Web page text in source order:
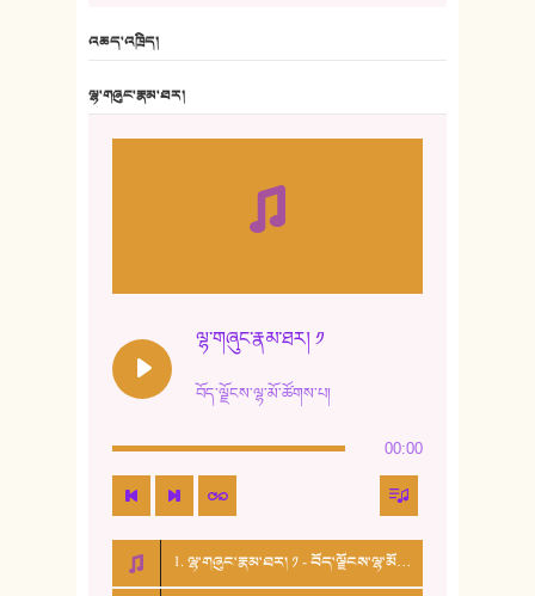
10. ཆང་གཞས། ༣
15. ཤམ་པ་ལ་ཡི་སྲས་མོ།
16. ལྷ་བུ་དར་བུ།
17. ང་བོད་པ་ཡིན། - ཕུར་བུ་རྣམ་རྒྱལ།
འཆད་འཁྲིད།
ལྷ་གཞུང་རྣམ་ཐར།
ལྷ་གཞུང་རྣམ་ཐར། ༡
བོད་ལྗོངས་ལྷ་མོ་ཚོགས་པ།
00:00
1. ལྷ་གཞུང་རྣམ་ཐར། ༡ - བོད་ལྗོངས་ལྷ་མོ་ཚོགས་པ།